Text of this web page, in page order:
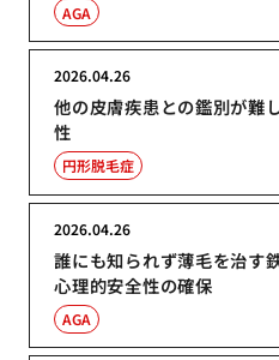
AGA
他の皮膚疾患との鑑別が難
性
2026.04.26
円形脱毛症
誰にも知られず薄毛を治す
心理的安全性の確保
2026.04.26
AGA